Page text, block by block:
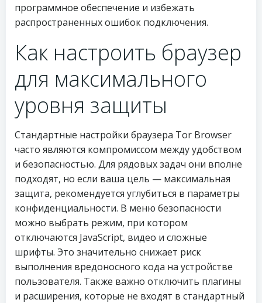
программное обеспечение и избежать
распространенных ошибок подключения.
Как настроить браузер
для максимального
уровня защиты
Стандартные настройки браузера Tor Browser
часто являются компромиссом между удобством
и безопасностью. Для рядовых задач они вполне
подходят, но если ваша цель — максимальная
защита, рекомендуется углубиться в параметры
конфиденциальности. В меню безопасности
можно выбрать режим, при котором
отключаются JavaScript, видео и сложные
шрифты. Это значительно снижает риск
выполнения вредоносного кода на устройстве
пользователя. Также важно отключить плагины
и расширения, которые не входят в стандартный